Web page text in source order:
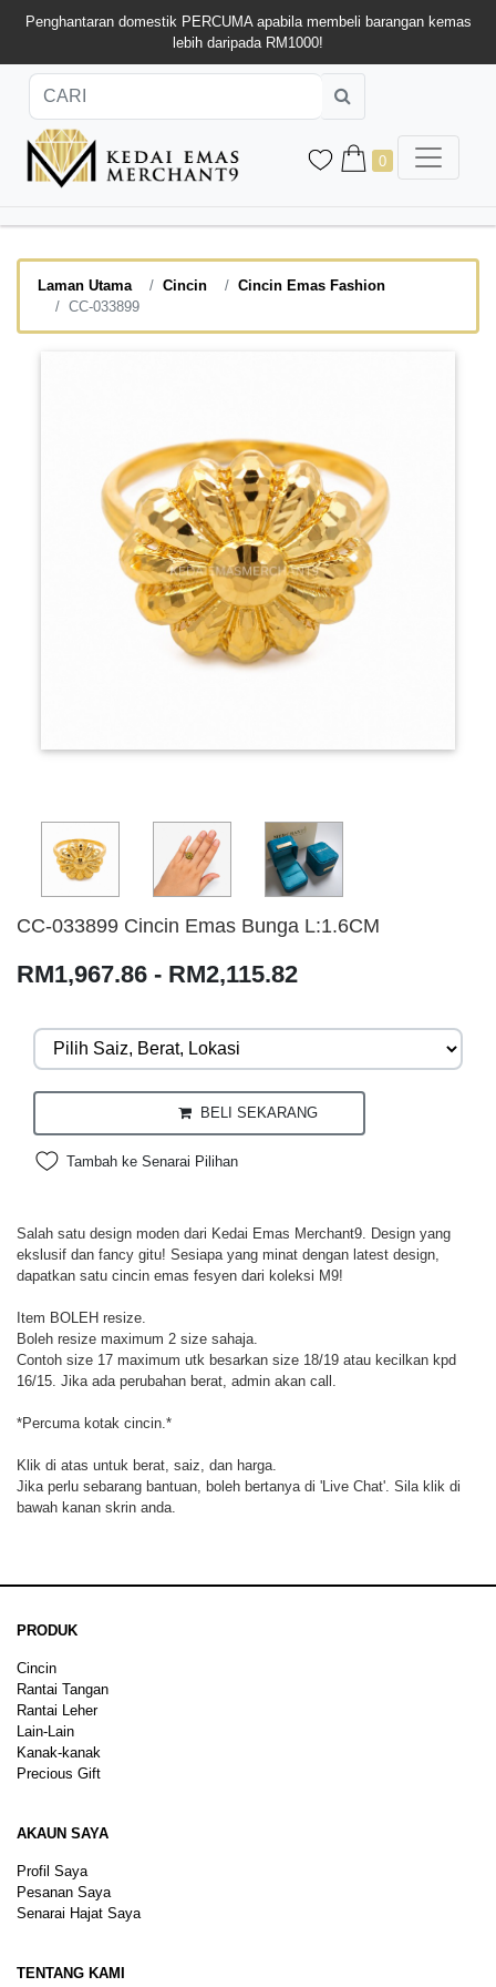
Penghantaran domestik PERCUMA apabila membeli barangan kemas
lebih daripada RM1000!
0
Laman Utama Cincin
Cincin Emas Fashion
CC-033899
CC-033899 Cincin Emas Bunga L:1.6CM
RM1,967.86 - RM2,115.82
BELI SEKARANG
Tambah ke Senarai Pilihan
Salah satu design moden dari Kedai Emas Merchant9. Design yang
ekslusif dan fancy gitu! Sesiapa yang minat dengan latest design,
dapatkan satu cincin emas fesyen dari koleksi M9!
Item BOLEH resize.
Boleh resize maximum 2 size sahaja.
Contoh size 17 maximum utk besarkan size 18/19 atau kecilkan kpd
16/15. Jika ada perubahan berat, admin akan call.
*Percuma kotak cincin.*
Klik di atas untuk berat, saiz, dan harga.
Jika perlu sebarang bantuan, boleh bertanya di 'Live Chat'. Sila klik di
bawah kanan skrin anda.
PRODUK
Cincin
Rantai Tangan
Rantai Leher
Lain-Lain
Kanak-kanak
Precious Gift
AKAUN SAYA
Profil Saya
Pesanan Saya
Senarai Hajat Saya
TENTANG KAMI